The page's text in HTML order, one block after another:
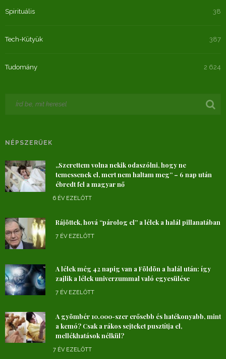
Spirituális 38
Tech-Kütyük 387
Tudomány 2 624
NÉPSZERŰEK
„Szerettem volna nekik odaszólni, hogy ne
temessenek el, mert nem haltam meg” – 6 nap után
ébredt fel a magyar nő
6 ÉV EZELŐTT
Rájöttek, hová “párolog el” a lélek a halál pillanatában
7 ÉV EZELŐTT
A lélek még 42 napig van a Földön a halál után: így
zajlik a lélek univerzummal való egyesülése
7 ÉV EZELŐTT
A gyömbér 10.000-szer erősebb és hatékonyabb, mint
a kemó? Csak a rákos sejteket pusztítja el,
mellékhatások nélkül?
7 ÉV EZELŐTT